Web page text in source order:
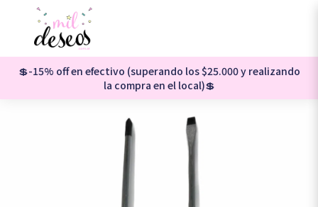
💲-15% off en efectivo (superando los $25.000 y realizando
la compra en el local)💲